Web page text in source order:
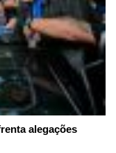
alegações